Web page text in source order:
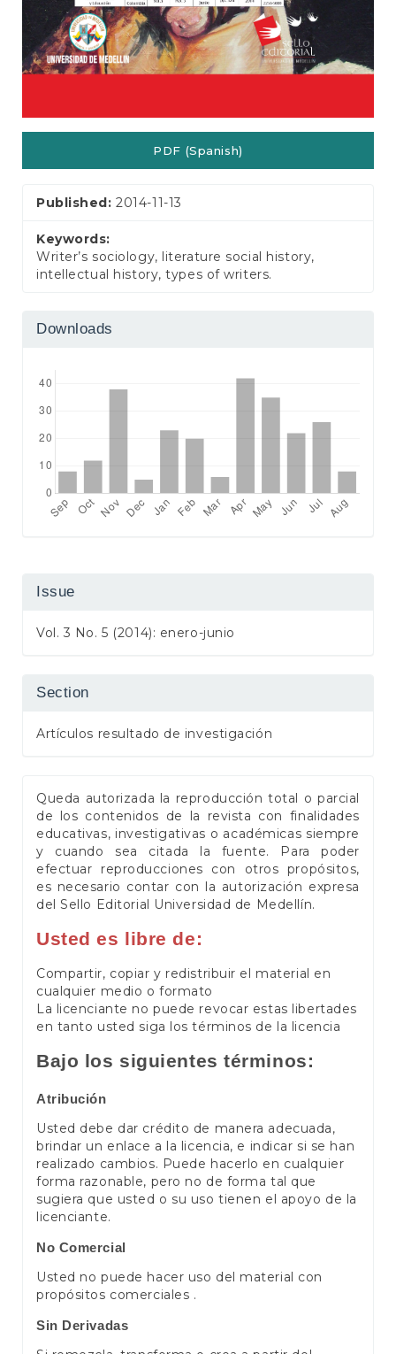
PDF (Spanish)
Published:2014-11-13
Keywords:
Writer’s sociology, literature social history,
intellectual history, types of writers.
Downloads
Issue
Vol. 3 No. 5 (2014): enero-junio
Section
Artículos resultado de investigación
Queda autorizada la reproducción total o parcial
de los contenidos de la revista con finalidades
educativas, investigativas o académicas siempre
y cuando sea citada la fuente. Para poder
efectuar reproducciones con otros propósitos,
es necesario contar con la autorización expresa
del Sello Editorial Universidad de Medellín.
Usted es libre de:
Compartir, copiar y redistribuir el material en
cualquier medio o formato
La licenciante no puede revocar estas libertades
en tanto usted siga los términos de la licencia
Bajo los siguientes términos:
Atribución
Usted debe dar crédito de manera adecuada,
brindar un enlace a la licencia, e indicar si se han
realizado cambios. Puede hacerlo en cualquier
forma razonable, pero no de forma tal que
sugiera que usted o su uso tienen el apoyo de la
licenciante.
No Comercial
Usted no puede hacer uso del material con
propósitos comerciales .
Sin Derivadas